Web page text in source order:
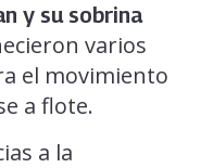
y su sobrina
varios
el movimiento
a flote.
a la